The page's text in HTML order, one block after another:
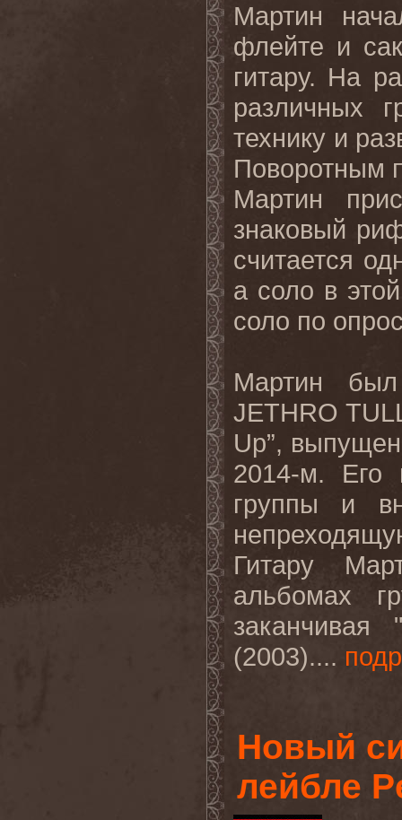
Мартин
флейте и
гитару. На
различных
технику и
Поворотным
Мартин
знаковый
считается
а соло в
соло по
Мартин
JETHRO
Up”,
2014-м. Его
группы и
Гитару
альбомах
заканчивая
(2003)....
Новый
лейбле